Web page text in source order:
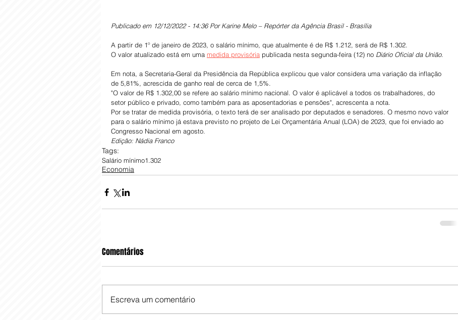
Publicado em 12/12/2022 - 14:36 Por Karine Melo – Repórter da Agência Brasil - Brasília
A partir de 1º de janeiro de 2023, o salário mínimo, que atualmente é de R$ 1.212, será de R$ 1.302.
O valor atualizado está em uma medida provisória publicada nesta segunda-feira (12) no Diário Oficial da União.
Em nota, a Secretaria-Geral da Presidência da República explicou que valor considera uma variação da inflação
de 5,81%, acrescida de ganho real de cerca de 1,5%.
"O valor de R$ 1.302,00 se refere ao salário mínimo nacional. O valor é aplicável a todos os trabalhadores, do
setor público e privado, como também para as aposentadorias e pensões", acrescenta a nota.
Por se tratar de medida provisória, o texto terá de ser analisado por deputados e senadores. O mesmo novo valor
para o salário mínimo já estava previsto no projeto de Lei Orçamentária Anual (LOA) de 2023, que foi enviado ao
Congresso Nacional em agosto.
Edição: Nádia Franco
Tags:
Salário mínimo1.302
Economia
Comentários
Escreva um comentário